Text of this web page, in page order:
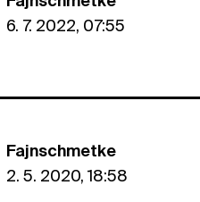
6. 7. 2022, 07:55
Fajnschmetke
2. 5. 2020, 18:58